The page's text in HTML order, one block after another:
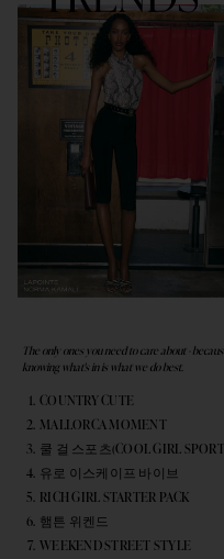
The only ones you need to care about -
knowing what's in is what we do best.
COUNTRY CUTE
MALLORCA MOMENT
쿨 걸 스포츠(COOL GIRL
유로 이스케이프 바이브
RICH GIRL STARTER PACK
햄튼 위켄드
WEEKEND STREET STYLE